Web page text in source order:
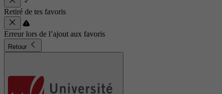
Retiré de tes favoris
Erreur lors de l’ajout aux favoris
Retour